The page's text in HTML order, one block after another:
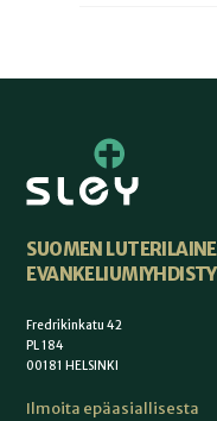
SUOMEN
Fredrikinkatu 42
PL 184
00181 HELSINKI
Ilmoita epäasiallisesta